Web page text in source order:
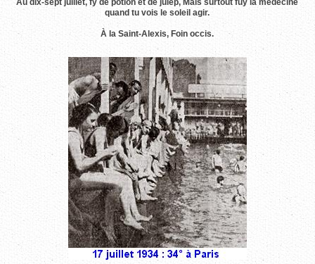
Au dix-sept juillet, fy de potion et de julep, Mais surtout fuy la médecine
quand tu vois le soleil agir.
À la Saint-Alexis, Foin occis.